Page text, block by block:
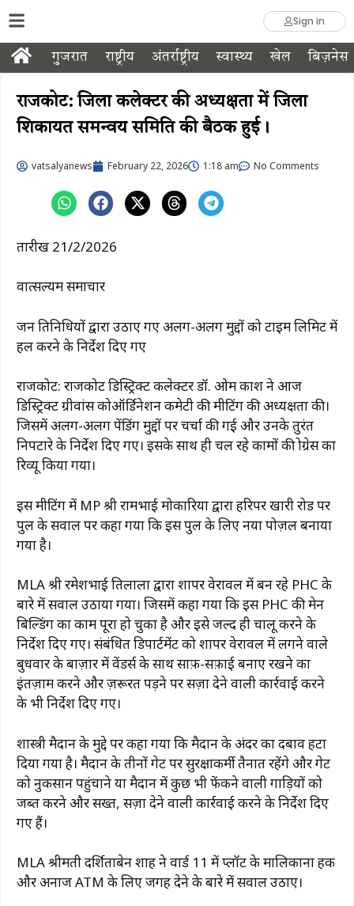
Sign in
गुजरात राष्ट्रीय अंतर्राष्ट्रीय स्वास्थ्य खेल बिज़नेस
राजकोट: जिला कलेक्टर की अध्यक्षता में जिला
शिकायत समन्वय समिति की बैठक हुई।
vatsalyanews February 22, 2026 1:18 am No Comments
तारीख 21/2/2026
वात्सल्यम समाचार
जन प्रतिनिधियों द्वारा उठाए गए अलग-अलग मुद्दों को टाइम लिमिट में
हल करने के निर्देश दिए गए
राजकोट: राजकोट डिस्ट्रिक्ट कलेक्टर डॉ. ओम प्रकाश ने आज
डिस्ट्रिक्ट ग्रीवांस कोऑर्डिनेशन कमेटी की मीटिंग की अध्यक्षता की।
जिसमें अलग-अलग पेंडिंग मुद्दों पर चर्चा की गई और उनके तुरंत
निपटारे के निर्देश दिए गए। इसके साथ ही चल रहे कामों की प्रोग्रेस का
रिव्यू किया गया।
इस मीटिंग में MP श्री रामभाई मोकारिया द्वारा हरिपर खारी रोड पर
पुल के सवाल पर कहा गया कि इस पुल के लिए नया प्रपोज़ल बनाया
गया है।
MLA श्री रमेशभाई तिलाला द्वारा शापर वेरावल में बन रहे PHC के
बारे में सवाल उठाया गया। जिसमें कहा गया कि इस PHC की मेन
बिल्डिंग का काम पूरा हो चुका है और इसे जल्द ही चालू करने के
निर्देश दिए गए। संबंधित डिपार्टमेंट को शापर वेरावल में लगने वाले
बुधवार के बाज़ार में वेंडर्स के साथ साफ़-सफ़ाई बनाए रखने का
इंतज़ाम करने और ज़रूरत पड़ने पर सज़ा देने वाली कार्रवाई करने
के भी निर्देश दिए गए।
शास्त्री मैदान के मुद्दे पर कहा गया कि मैदान के अंदर का दबाव हटा
दिया गया है। मैदान के तीनों गेट पर सुरक्षाकर्मी तैनात रहेंगे और गेट
को नुकसान पहुंचाने या मैदान में कुछ भी फेंकने वाली गाड़ियों को
जब्त करने और सख्त, सज़ा देने वाली कार्रवाई करने के निर्देश दिए
गए हैं।
MLA श्रीमती दर्शिताबेन शाह ने वार्ड 11 में प्लॉट के मालिकाना हक
और अनाज ATM के लिए जगह देने के बारे में सवाल उठाए।